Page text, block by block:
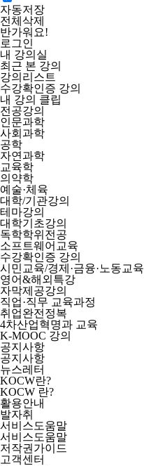
자동저장
전체삭제
반가워요!
로그인
내 강의실
최근 본 강의
강의리스트
수강확인증 강의
내 강의 클립
전공강의
인문과학
사회과학
공학
자연과학
교육학
의약학
예술·체육
대학/기관강의
테마강의
대학기초강의
독학학위전공
소프트웨어교육
수강확인증 강의
시민교육/경제·금융·노동교육
영어&해외특강
자막제공강의
직업·직무 교육과정
취업완전정복
4차산업혁명과 교육
K-MOOC 강의
공지사항
공지사항
뉴스레터
KOCW란?
KOCW 란?
활용안내
발자취
서비스도움말
서비스도움말
저작권가이드
고객센터